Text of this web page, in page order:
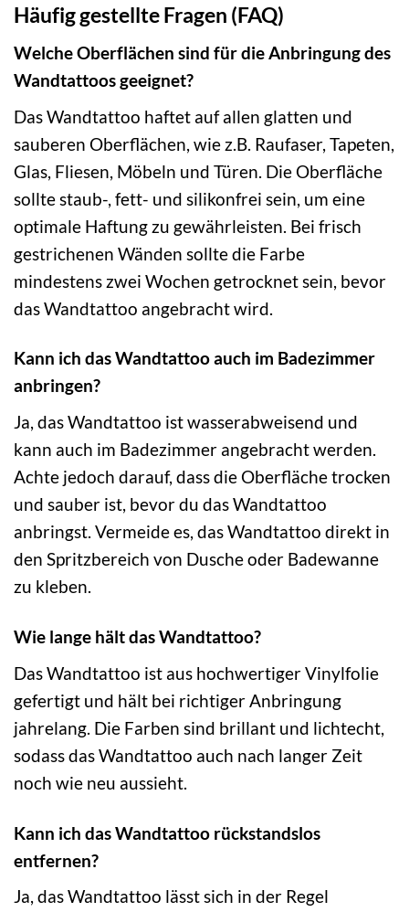
Häufig gestellte Fragen (FAQ)
Welche Oberflächen sind für die Anbringung des
Wandtattoos geeignet?
Das Wandtattoo haftet auf allen glatten und
sauberen Oberflächen, wie z.B. Raufaser, Tapeten,
Glas, Fliesen, Möbeln und Türen. Die Oberfläche
sollte staub-, fett- und silikonfrei sein, um eine
optimale Haftung zu gewährleisten. Bei frisch
gestrichenen Wänden sollte die Farbe
mindestens zwei Wochen getrocknet sein, bevor
das Wandtattoo angebracht wird.
Kann ich das Wandtattoo auch im Badezimmer
anbringen?
Ja, das Wandtattoo ist wasserabweisend und
kann auch im Badezimmer angebracht werden.
Achte jedoch darauf, dass die Oberfläche trocken
und sauber ist, bevor du das Wandtattoo
anbringst. Vermeide es, das Wandtattoo direkt in
den Spritzbereich von Dusche oder Badewanne
zu kleben.
Wie lange hält das Wandtattoo?
Das Wandtattoo ist aus hochwertiger Vinylfolie
gefertigt und hält bei richtiger Anbringung
jahrelang. Die Farben sind brillant und lichtecht,
sodass das Wandtattoo auch nach langer Zeit
noch wie neu aussieht.
Kann ich das Wandtattoo rückstandslos
entfernen?
Ja, das Wandtattoo lässt sich in der Regel